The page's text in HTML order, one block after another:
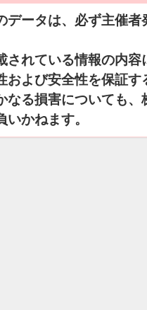
データは、必ず主催
されている情報の内容
および安全性を保証
なる損害についても
かねます。